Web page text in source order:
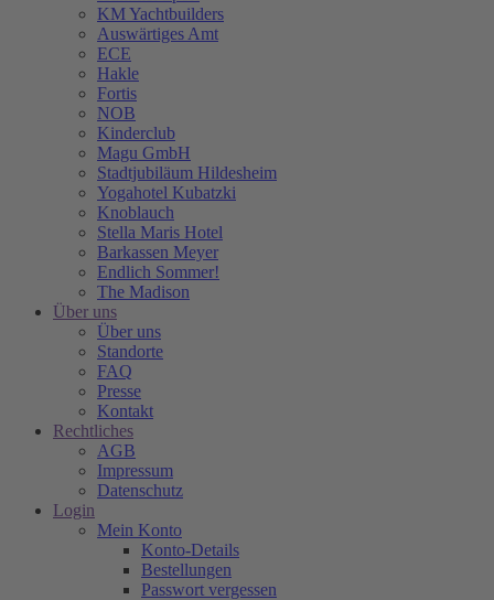
KM Yachtbuilders
Auswärtiges Amt
ECE
Hakle
Fortis
NOB
Kinderclub
Magu GmbH
Stadtjubiläum Hildesheim
Yogahotel Kubatzki
Knoblauch
Stella Maris Hotel
Barkassen Meyer
Endlich Sommer!
The Madison
Über uns
Über uns
Standorte
FAQ
Presse
Kontakt
Rechtliches
AGB
Impressum
Datenschutz
Login
Mein Konto
Konto-Details
Bestellungen
Passwort vergessen